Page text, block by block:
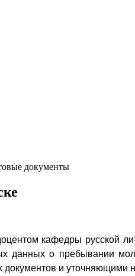
документы
кафедры русской
данных о пребывании
и